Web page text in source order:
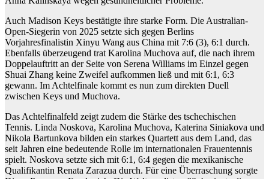
Auch Madison Keys bestätigte ihre starke Form. Die Australian-
Open-Siegerin von 2025 setzte sich gegen Berlins
Vorjahresfinalistin Xinyu Wang aus China mit 7:6 (3), 6:1 durch.
Ebenfalls überzeugend trat Karolina Muchova auf, die nach ihrem
Doppelauftritt an der Seite von Serena Williams im Einzel gegen
Shuai Zhang keine Zweifel aufkommen ließ und mit 6:1, 6:3
gewann. Im Achtelfinale kommt es nun zum direkten Duell
zwischen Keys und Muchova.
Das Achtelfinalfeld zeigt zudem die Stärke des tschechischen
Tennis. Linda Noskova, Karolina Muchova, Katerina Siniakova und
Nikola Bartunkova bilden ein starkes Quartett aus dem Land, das
seit Jahren eine bedeutende Rolle im internationalen Frauentennis
spielt. Noskova setzte sich mit 6:1, 6:4 gegen die mexikanische
Qualifikantin Renata Zarazua durch. Für eine Überraschung sorgte